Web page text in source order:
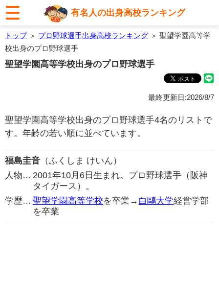
有名人の出身高校ランキング
トップ＞ プロ野球選手出身高校ランキング ＞ 聖望学園高等学
校出身のプロ野球選手
聖望学園高等学校出身のプロ野球選手
最終更新日:2026/8/7
聖望学園高等学校出身のプロ野球選手4名のリストで
す。年齢の若い順に並べています。
福島圭音 （ふくしま けいん）
人物… 2001年10月6日生まれ。プロ野球選手（阪神
タイガース）。
学歴… 聖望学園高等学校を卒業→ 白鷗大学経営学部
を卒業